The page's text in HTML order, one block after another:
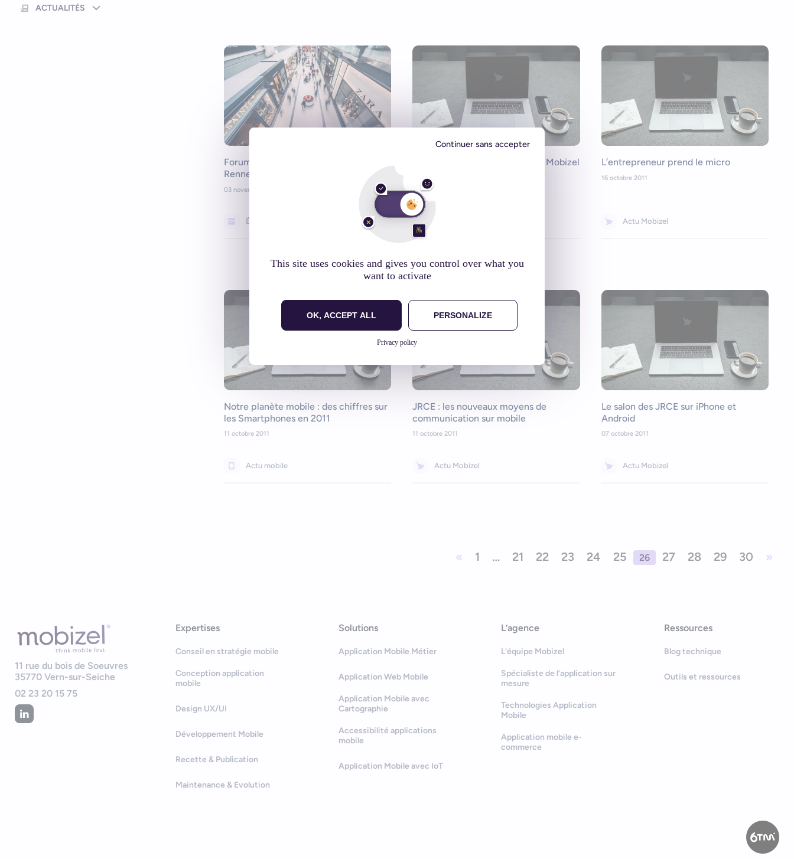
This site uses cookies and gives you control over what you
want to activate
OK, ACCEPT ALL
Continuer sans accepter
PERSONALIZE
Privacy policy
ACTUALITÉS
Forum du e-commerce – Le 7/11 à
Rennes
03 novembre 2011
Événements
L’entrepreneur prend le micro, Mobizel
21 octobre 2011
L’entrepreneur prend le micro
16 octobre 2011
Actu Mobizel
Notre planète mobile : des chiffres sur
les Smartphones en 2011
11 octobre 2011
Actu mobile
JRCE : les nouveaux moyens de
communication sur mobile
11 octobre 2011
Actu Mobizel
Le salon des JRCE sur iPhone et
Android
07 octobre 2011
Actu Mobizel
« 1 … 21 22 23 24 25 26 27 28 29 30 »
11 rue du bois de Soeuvres
35770 Vern-sur-Seiche
02 23 20 15 75
Expertises
Conseil en stratégie mobile
Conception application
mobile
Design UX/UI
Développement Mobile
Recette & Publication
Maintenance & Evolution
Solutions
Application Mobile Métier
Application Web Mobile
Application Mobile avec
Cartographie
Accessibilité applications
mobile
Application Mobile avec IoT
L’agence
L’équipe Mobizel
Spécialiste de l’application sur
mesure
Technologies Application
Mobile
Application mobile e-
commerce
Ressources
Blog technique
Outils et ressources
Bonjour, je suis Zel, votre assistant.